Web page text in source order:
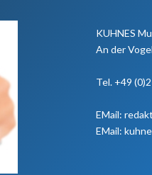
KUHNES
An der
Tel. +49
EMail:
EMail: